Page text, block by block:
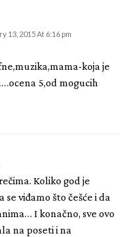
13, 2015 At 6:16 pm
koja je
5,od mogucih
Koliko god je
viđamo što češće i da
I konačno, sve ovo
na poseti i na